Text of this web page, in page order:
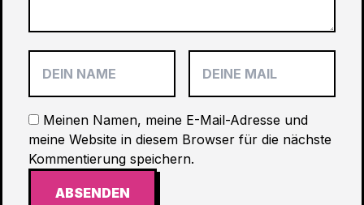
Meinen Namen, meine E-Mail-Adresse und
meine Website in diesem Browser für die nächste
Kommentierung speichern.
ABSENDEN